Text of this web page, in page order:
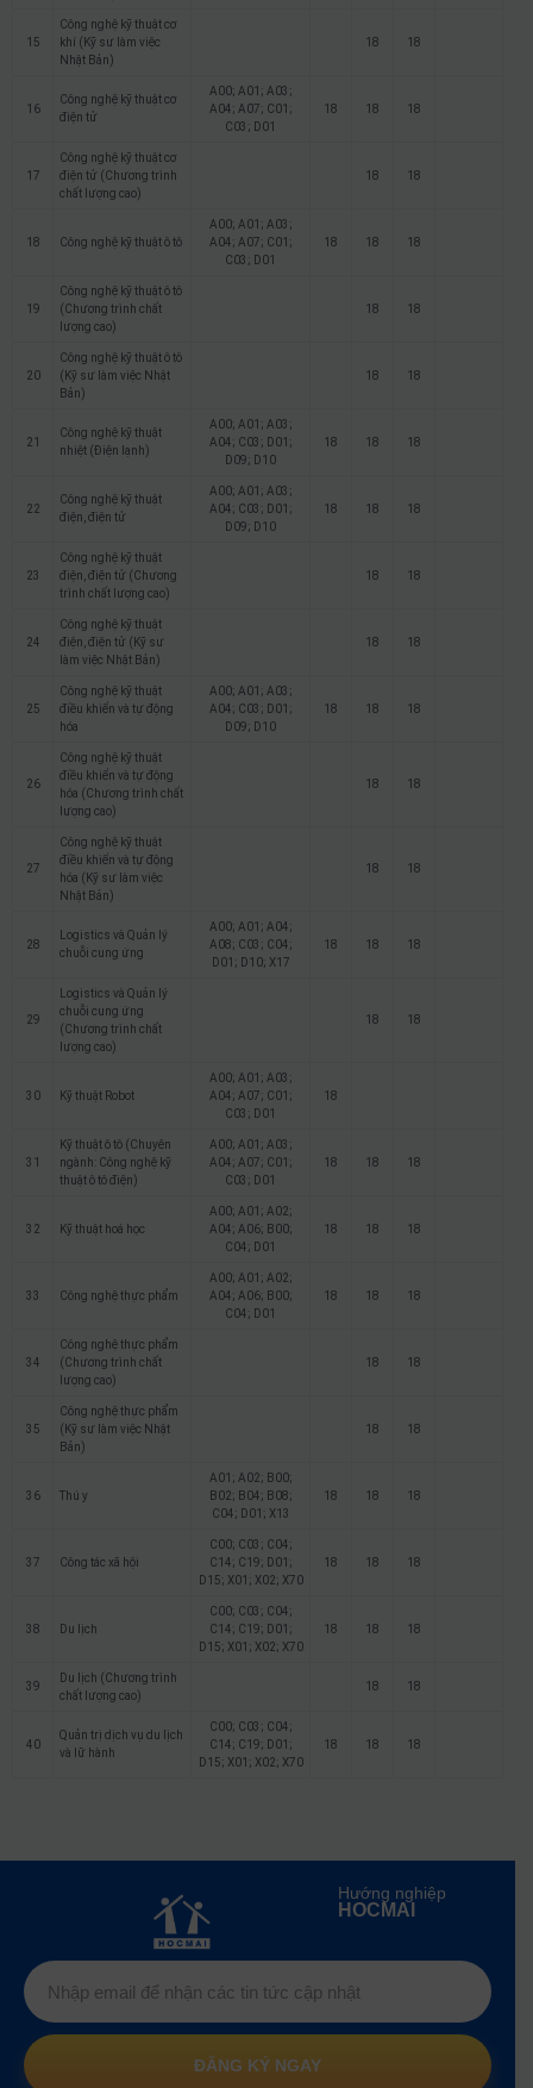
15
Công nghệ kỹ thuật cơ
khí (Kỹ sư làm việc
Nhật Bản)
18 18
16
Công nghệ kỹ thuật cơ
điện tử
A00; A01; A03;
A04; A07; C01;
C03; D01
18 18 18
17
Công nghệ kỹ thuật cơ
điện tử (Chương trình
chất lượng cao)
18 18
18 Công nghệ kỹ thuật ô tô
A00; A01; A03;
A04; A07; C01;
C03; D01
18 18 18
19
Công nghệ kỹ thuật ô tô
(Chương trình chất
lượng cao)
18 18
20
Công nghệ kỹ thuật ô tô
(Kỹ sư làm việc Nhật
Bản)
18 18
21
Công nghệ kỹ thuật
nhiệt (Điện lạnh)
A00; A01; A03;
A04; C03; D01;
D09; D10
18 18 18
22
Công nghệ kỹ thuật
điện, điện tử
A00; A01; A03;
A04; C03; D01;
D09; D10
18 18 18
23
Công nghệ kỹ thuật
điện, điện tử (Chương
trình chất lượng cao)
18 18
24
Công nghệ kỹ thuật
điện, điện tử (Kỹ sư
làm việc Nhật Bản)
18 18
25
Công nghệ kỹ thuật
điều khiển và tự động
hóa
A00; A01; A03;
A04; C03; D01;
D09; D10
18 18 18
26
Công nghệ kỹ thuật
điều khiển và tự động
hóa (Chương trình chất
lượng cao)
18 18
27
Công nghệ kỹ thuật
điều khiển và tự động
hóa (Kỹ sư làm việc
Nhật Bản)
18 18
28
Logistics và Quản lý
chuỗi cung ứng
A00; A01; A04;
A08; C03; C04;
D01; D10; X17
18 18 18
29
Logistics và Quản lý
chuỗi cung ứng
(Chương trình chất
lượng cao)
18 18
30 Kỹ thuật Robot
A00; A01; A03;
A04; A07; C01;
C03; D01
18
31
Kỹ thuật ô tô (Chuyên
ngành: Công nghệ kỹ
thuật ô tô điện)
A00; A01; A03;
A04; A07; C01;
C03; D01
18 18 18
32 Kỹ thuật hoá học
A00; A01; A02;
A04; A06; B00;
C04; D01
18 18 18
33 Công nghệ thực phẩm
A00; A01; A02;
A04; A06; B00;
C04; D01
18 18 18
34
Công nghệ thực phẩm
(Chương trình chất
lượng cao)
18 18
35
Công nghệ thực phẩm
(Kỹ sư làm việc Nhật
Bản)
18 18
36 Thú y
A01; A02; B00;
B02; B04; B08;
C04; D01; X13
18 18 18
37 Công tác xã hội
C00; C03; C04;
C14; C19; D01;
D15; X01; X02; X70
18 18 18
38 Du lịch
C00; C03; C04;
C14; C19; D01;
D15; X01; X02; X70
18 18 18
39
Du lịch (Chương trình
chất lượng cao)
18 18
40
Quản trị dịch vụ du lịch
và lữ hành
C00; C03; C04;
C14; C19; D01;
D15; X01; X02; X70
18 18 18
Hướng nghiệp
HOCMAI
ĐĂNG KÝ NGAY